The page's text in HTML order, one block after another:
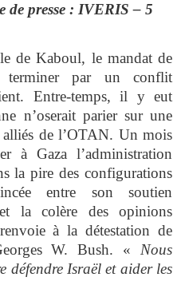
de presse : IVERIS – 5
de Kaboul, le mandat de
terminer par un conflit
Entre-temps, il y eut
n’oserait parier sur une
de l’OTAN. Un mois
à Gaza l’administration
la pire des configurations
entre son soutien
la colère des opinions
à la détestation de
W. Bush. « Nous
défendre Israël et aider les